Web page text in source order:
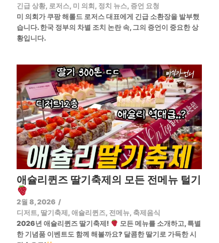
긴급 상황, 로저스, 미 의회, 정치 뉴스, 증언 요청
미 의회가 쿠팡 해롤드 로저스 대표에게 긴급 소환장을 발부했
습니다. 한국 정부의 차별 조치 논란 속, 그의 증언이 중요한 상
황입니다.
애슐리퀸즈 딸기축제의 모든 전메뉴 털기
2월 8, 2026 /
디저트, 딸기축제, 애슐리퀸즈, 전메뉴, 축제음식
2026년 애슐리퀸즈 딸기축제!
모든 메뉴를 소개하고, 특별
한 기념품 이벤트도 함께 해볼까요? 달콤한 딸기로 가득한 시